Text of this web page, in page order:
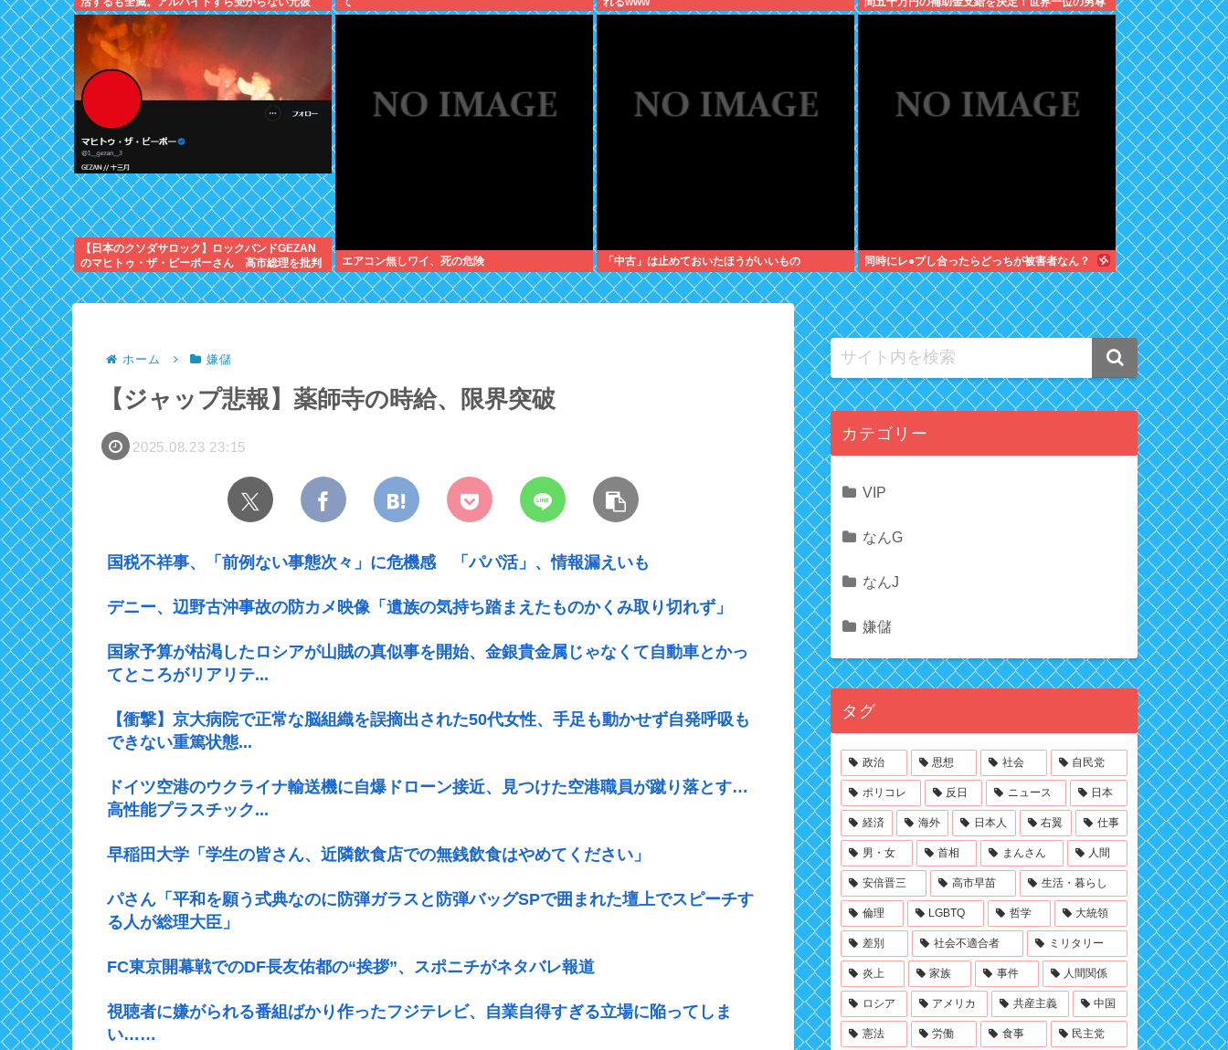
女卑国家脱出へ
【日本のクソダサロック】ロックバンドGEZAN
のマヒトゥ・ザ・ピーポーさん 高市総理を批判
し公金チューチューしながら女性に性的暴行して
いた
エアコン無しワイ、死の危険 「中古」は止めておいたほうがいいもの 同時にレ●プし合ったらどっちが被害者なん？
ホーム 嫌儲
【ジャップ悲報】薬師寺の時給、限界突破
2025.08.23 23:15
国税不祥事、「前例ない事態次々」に危機感 「パパ活」、情報漏えいも
デニー、辺野古沖事故の防カメ映像「遺族の気持ち踏まえたものかくみ取り切れず」
国家予算が枯渇したロシアが山賊の真似事を開始、金銀貴金属じゃなくて自動車とかっ
てところがリアリテ...
【衝撃】京大病院で正常な脳組織を誤摘出された50代女性、手足も動かせず自発呼吸も
できない重篤状態...
ドイツ空港のウクライナ輸送機に自爆ドローン接近、見つけた空港職員が蹴り落とす…
高性能プラスチック...
早稲田大学「学生の皆さん、近隣飲食店での無銭飲食はやめてください」
パさん「平和を願う式典なのに防弾ガラスと防弾バッグSPで囲まれた壇上でスピーチす
る人が総理大臣」
FC東京開幕戦でのDF長友佑都の“挨拶”、スポニチがネタバレ報道
視聴者に嫌がられる番組ばかり作ったフジテレビ、自業自得すぎる立場に陥ってしま
い……
カテゴリー
VIP
なんG
なんJ
嫌儲
タグ
政治 思想 社会 自民党
ポリコレ 反日 ニュース 日本
経済 海外 日本人 右翼 仕事
男・女 首相 まんさん 人間
安倍晋三 高市早苗 生活・暮らし
倫理 LGBTQ 哲学 大統領
差別 社会不適合者 ミリタリー
炎上 家族 事件 人間関係
ロシア アメリカ 共産主義 中国
憲法 労働 食事 民主党